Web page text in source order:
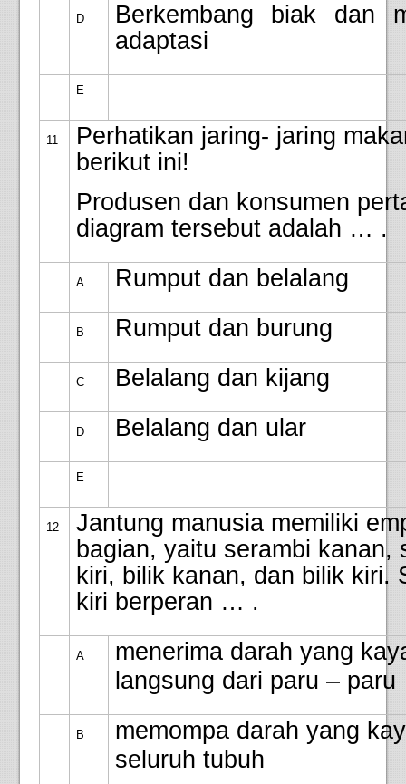
D
Berkembang biak dan
adaptasi
E
11
Perhatikan jaring- jaring
berikut ini!
Produsen dan konsumen
diagram tersebut adalah … .
A Rumput dan belalang
B Rumput dan burung
C Belalang dan kijang
D Belalang dan ular
E
12
Jantung manusia memiliki
bagian, yaitu serambi kanan,
kiri, bilik kanan, dan bilik kiri.
kiri berperan … .
A
menerima darah yang
langsung dari paru – paru
B
memompa darah yang
seluruh tubuh